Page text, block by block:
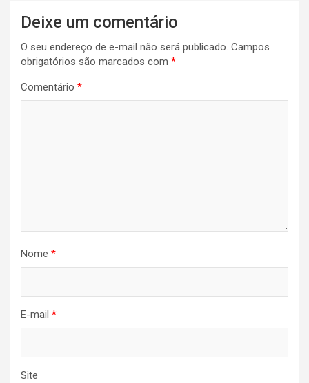
Navegação
de
Post
Deixe um comentário
O seu endereço de e-mail não será publicado. Campos
obrigatórios são marcados com *
Comentário *
Nome *
E-mail *
Site